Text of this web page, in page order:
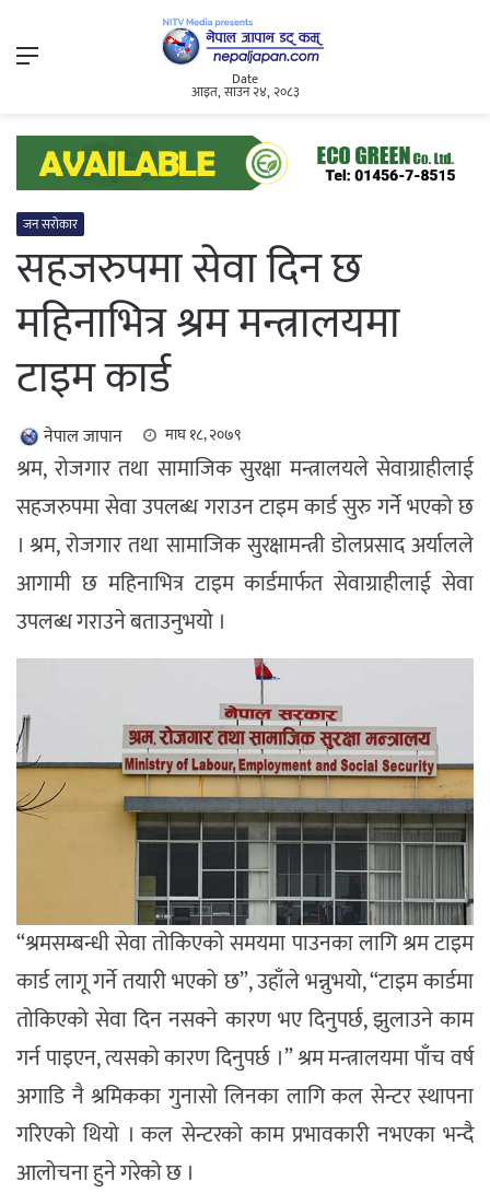
Menu
Date
आइत, साउन २४, २०८३
जन सरोकार
सहजरुपमा सेवा दिन छ
महिनाभित्र श्रम मन्त्रालयमा
टाइम कार्ड
नेपाल जापान माघ १८, २०७९
श्रम, रोजगार तथा सामाजिक सुरक्षा मन्त्रालयले सेवाग्राहीलाई
सहजरुपमा सेवा उपलब्ध गराउन टाइम कार्ड सुरु गर्ने भएको छ
। श्रम, रोजगार तथा सामाजिक सुरक्षामन्त्री डोलप्रसाद अर्यालले
आगामी छ महिनाभित्र टाइम कार्डमार्फत सेवाग्राहीलाई सेवा
उपलब्ध गराउने बताउनुभयो ।
“श्रमसम्बन्धी सेवा तोकिएको समयमा पाउनका लागि श्रम टाइम
कार्ड लागू गर्ने तयारी भएको छ”, उहाँले भन्नुभयो, “टाइम कार्डमा
तोकिएको सेवा दिन नसक्ने कारण भए दिनुपर्छ, झुलाउने काम
गर्न पाइएन, त्यसको कारण दिनुपर्छ ।” श्रम मन्त्रालयमा पाँच वर्ष
अगाडि नै श्रमिकका गुनासो लिनका लागि कल सेन्टर स्थापना
गरिएको थियो । कल सेन्टरको काम प्रभावकारी नभएका भन्दै
आलोचना हुने गरेको छ ।